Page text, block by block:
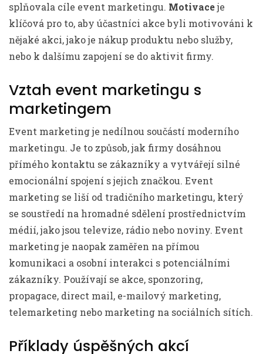
splňovala cíle event marketingu. Motivaceje
klíčová pro to, aby účastníci akce byli motivováni k
nějaké akci, jako je nákup produktu nebo služby,
nebo k dalšímu zapojení se do aktivit firmy.
Vztah event marketingu s
marketingem
Event marketing je nedílnou součástí moderního
marketingu. Je to způsob, jak firmy dosáhnou
přímého kontaktu se zákazníky a vytvářejí silné
emocionální spojení s jejich značkou. Event
marketing se liší od tradičního marketingu, který
se soustředí na hromadné sdělení prostřednictvím
médií, jako jsou televize, rádio nebo noviny. Event
marketing je naopak zaměřen na přímou
komunikaci a osobní interakci s potenciálními
zákazníky. Používají se akce, sponzoring,
propagace, direct mail, e-mailový marketing,
telemarketing nebo marketing na sociálních sítích.
Příklady úspěšných akcí